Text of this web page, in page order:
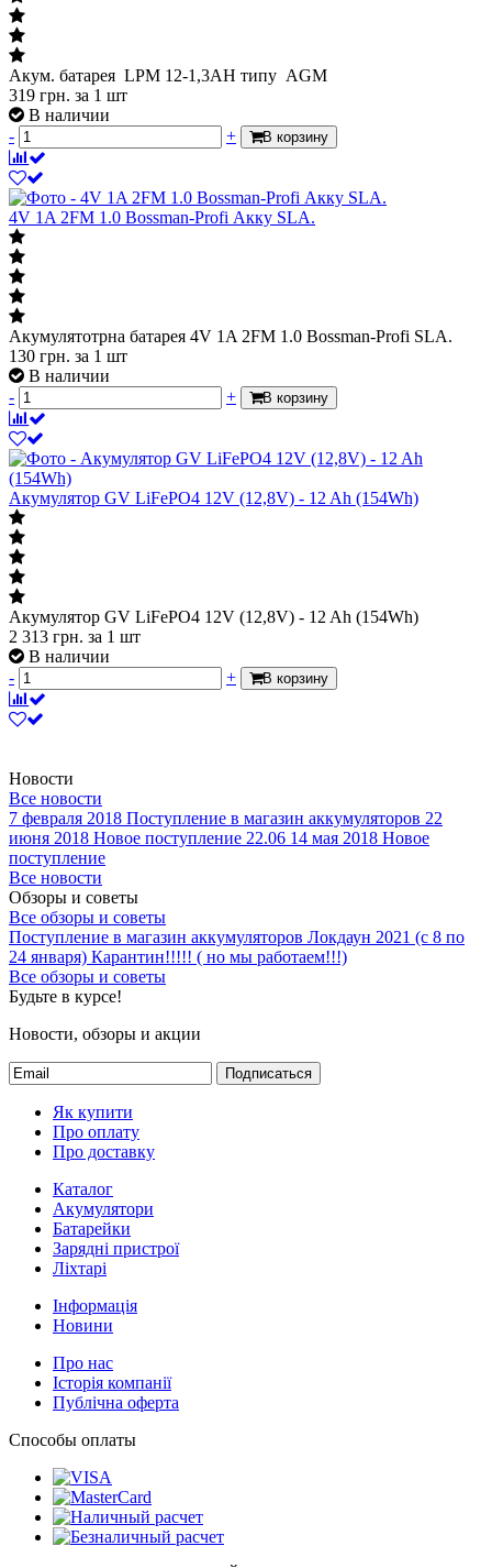
Акум. батарея LPM 12-1,3АН типу AGM
319 грн. за 1 шт
В наличии
-
+ В корзину
4V 1A 2FM 1.0 Bossman-Profi Акку SLA.
Акумулятотрна батарея 4V 1A 2FM 1.0 Bossman-Profi SLA.
130 грн. за 1 шт
В наличии
-
+ В корзину
Акумулятор GV LiFePО4 12V (12,8V) - 12 Ah (154Wh)
Акумулятор GV LiFePО4 12V (12,8V) - 12 Ah (154Wh)
2 313 грн. за 1 шт
В наличии
-
+ В корзину
Новости
Все новости
7 февраля 2018 Поступление в магазин аккумуляторов 22
июня 2018 Новое поступление 22.06 14 мая 2018 Новое
поступление
Все новости
Обзоры и советы
Все обзоры и советы
Поступление в магазин аккумуляторов Локдаун 2021 (с 8 по
24 января) Карантин!!!!! ( но мы работаем!!!)
Все обзоры и советы
Будьте в курсе!
Новости, обзоры и акции
Подписаться
Як купити
Про оплату
Про доставку
Каталог
Акумулятори
Батарейки
Зарядні пристрої
Ліхтарі
Інформація
Новини
Про нас
Історія компанії
Публічна оферта
Способы оплаты